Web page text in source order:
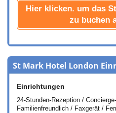
Hier klicken. um das
zu buchen
St Mark Hotel London
Einrichtungen
24-Stunden-Rezeption /
Familienfreundlich / Faxgerät /